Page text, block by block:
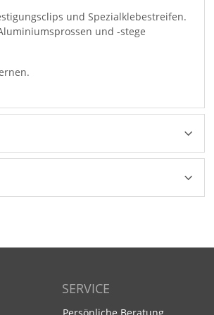
und Spezialklebestreifen.
und -stege
SERVICE